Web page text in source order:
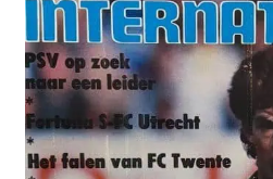
VI’s met Posters
Wie is puntertje